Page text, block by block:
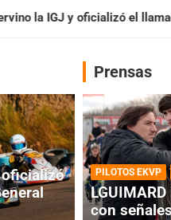
llamado a Asamblea General
oficializó
Prensas
PILOTOS EKVP
con